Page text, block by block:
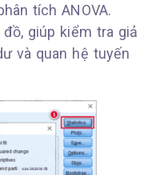
tích ANOVA.
giúp kiểm tra giả
và quan hệ tuyến